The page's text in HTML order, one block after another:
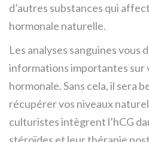
d’autres substances qui
hormonale naturelle.
Les analyses sanguines vous
informations importantes sur
hormonale. Sans cela, il sera
récupérer vos niveaux
culturistes intègrent l’hCG